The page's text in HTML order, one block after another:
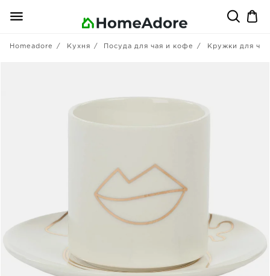
Homeadore Кухня Посуда для чая и кофе Кружки для чая